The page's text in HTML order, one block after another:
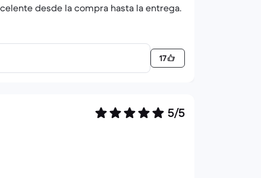
desde la compra hasta la entrega.
17
5/5